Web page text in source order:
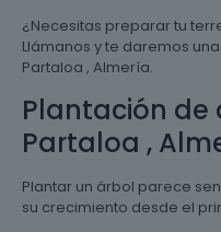
¿Necesitas preparar tu
Llámanos y te daremos
Partaloa , Almería.
Plantación de
Partaloa ,
Plantar un árbol parece
su crecimiento desde el